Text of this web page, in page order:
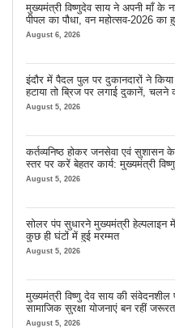
मुख्यमंत्री विष्णुदेव साय ने अपनी माँ के
पीपल का पौधा, वन महोत्सव-2026 का
August 6, 2026
इंदौर में पैदल पुल पर दुकानदारों ने
हटाया तो ब्रिज पर लगाई दुकानें, चलने
मिल रही
August 5, 2026
कर्तव्यनिष्ठ होकर जनसेवा एवं सुशासन
स्तर पर करें बेहतर कार्य: मुख्यमंत्री
August 5, 2026
सोलर पंप सुधारने मुख्यमंत्री हेल्पलाइन
कुछ ही घंटों में हुई मरम्मत
August 5, 2026
मुख्यमंत्री विष्णु देव साय की
सामाजिक सुरक्षा योजनाएं बन रहीं
मजबूत सहारा
August 5, 2026